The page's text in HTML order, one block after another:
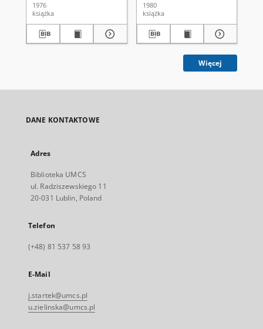
1976
książka
1980
książka
Więcej
DANE KONTAKTOWE
Adres
Biblioteka UMCS
ul. Radziszewskiego 11
20-031 Lublin, Poland
Telefon
(+48) 81 537 58 93
E-Mail
j.startek@umcs.pl
u.zielinska@umcs.pl